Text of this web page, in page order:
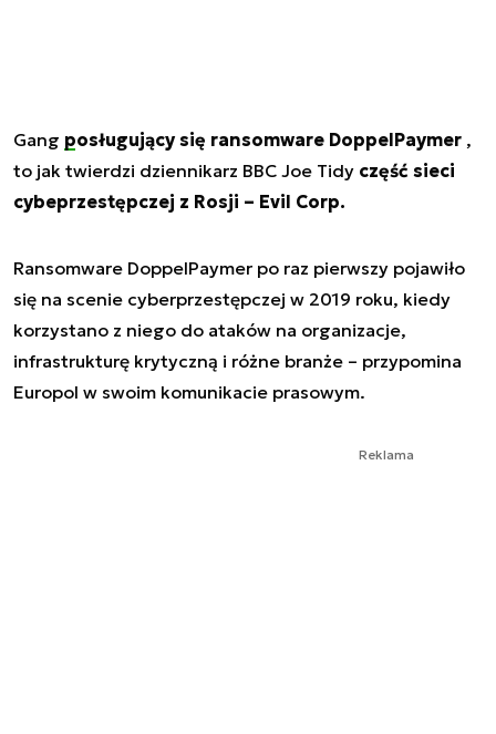
Gang posługujący się ransomware DoppelPaymer ,
to jak twierdzi dziennikarz BBC Joe Tidy część sieci
cybeprzestępczej z Rosji – Evil Corp.
Ransomware DoppelPaymer po raz pierwszy pojawiło
się na scenie cyberprzestępczej w 2019 roku, kiedy
korzystano z niego do ataków na organizacje,
infrastrukturę krytyczną i różne branże – przypomina
Europol w swoim komunikacie prasowym.
Reklama